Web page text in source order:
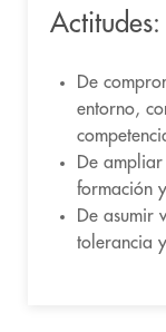
Actitudes:
De
entorno,
De
formación
De asumir
tolerancia